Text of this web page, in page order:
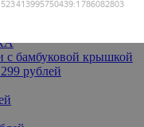
с бамбуковой крышкой
рублей